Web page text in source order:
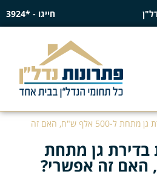
חייגו - *3924
השקעה איכותית בדירת גן מתחת ל-500 אלף ש"ח, האם זה
בדירת גן מתחת